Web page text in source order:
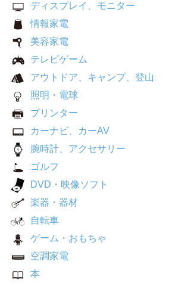
ディスプレイ、モニター
情報家電
美容家電
テレビゲーム
アウトドア、キャンプ、登山
照明・電球
プリンター
カーナビ、カーAV
腕時計、アクセサリー
ゴルフ
DVD・映像ソフト
楽器・器材
自転車
ゲーム・おもちゃ
空調家電
本